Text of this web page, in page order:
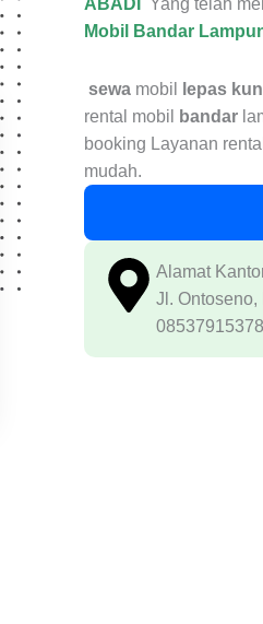
Mobil Bandar
sewa mobil lepas
rental mobil
bandar
booking Layanan
mudah.
Alamat
Jl. Ontoseno,